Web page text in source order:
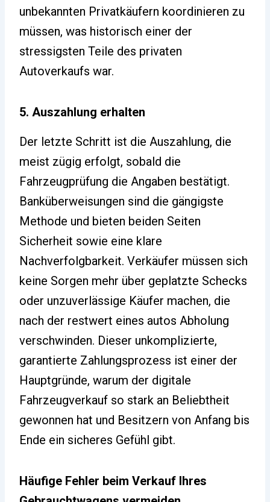
unbekannten Privatkäufern koordinieren zu
müssen, was historisch einer der
stressigsten Teile des privaten
Autoverkaufs war.
5. Auszahlung erhalten
Der letzte Schritt ist die Auszahlung, die
meist zügig erfolgt, sobald die
Fahrzeugprüfung die Angaben bestätigt.
Banküberweisungen sind die gängigste
Methode und bieten beiden Seiten
Sicherheit sowie eine klare
Nachverfolgbarkeit. Verkäufer müssen sich
keine Sorgen mehr über geplatzte Schecks
oder unzuverlässige Käufer machen, die
nach der restwert eines autos Abholung
verschwinden. Dieser unkomplizierte,
garantierte Zahlungsprozess ist einer der
Hauptgründe, warum der digitale
Fahrzeugverkauf so stark an Beliebtheit
gewonnen hat und Besitzern von Anfang bis
Ende ein sicheres Gefühl gibt.
Häufige Fehler beim Verkauf Ihres